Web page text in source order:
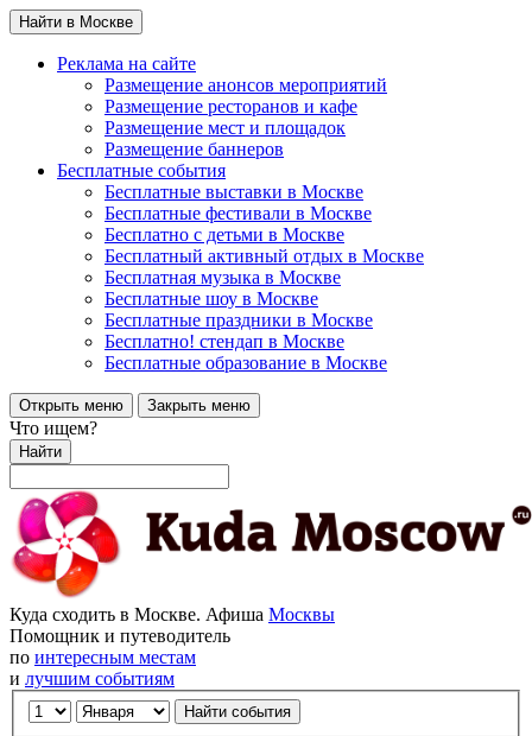
Найти в Москве
Реклама на сайте
Размещение анонсов мероприятий
Размещение ресторанов и кафе
Размещение мест и площадок
Размещение баннеров
Бесплатные события
Бесплатные выставки в Москве
Бесплатные фестивали в Москве
Бесплатно с детьми в Москве
Бесплатный активный отдых в Москве
Бесплатная музыка в Москве
Бесплатные шоу в Москве
Бесплатные праздники в Москве
Бесплатно! стендап в Москве
Бесплатные образование в Москве
Открыть меню Закрыть меню
Что ищем?
Найти
Куда сходить в Москве. Афиша Москвы
Помощник и путеводитель
по интересным местам
и лучшим событиям